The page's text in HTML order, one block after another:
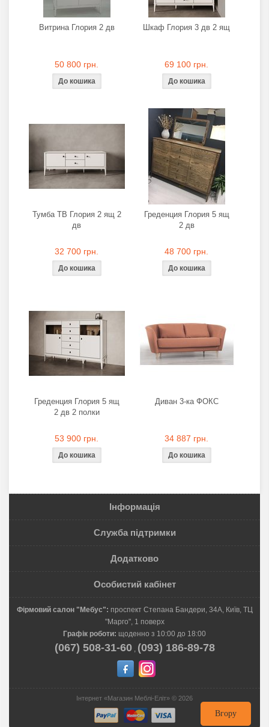
Витрина Глория 2 дв
50 800 грн.
Шкаф Глория 3 дв 2 ящ
69 100 грн.
Тумба ТВ Глория 2 ящ 2
дв
32 700 грн.
Греденция Глория 5 ящ
2 дв
48 700 грн.
Греденция Глория 5 ящ
2 дв 2 полки
53 900 грн.
Диван 3-ка ФОКС
34 887 грн.
Інформація
Служба підтримки
Додатково
Особистий кабінет
Фірмовий салон "Мебус": проспект Степана Бандери, 34А, Київ, ТЦ
"Марго", 1 поверх
Графік роботи: щоденно з 10:00 до 18:00
(067) 508-31-60, (093) 186-89-78
Інтернет «Магазин Меблі-Еліт» © 2026
Вгору